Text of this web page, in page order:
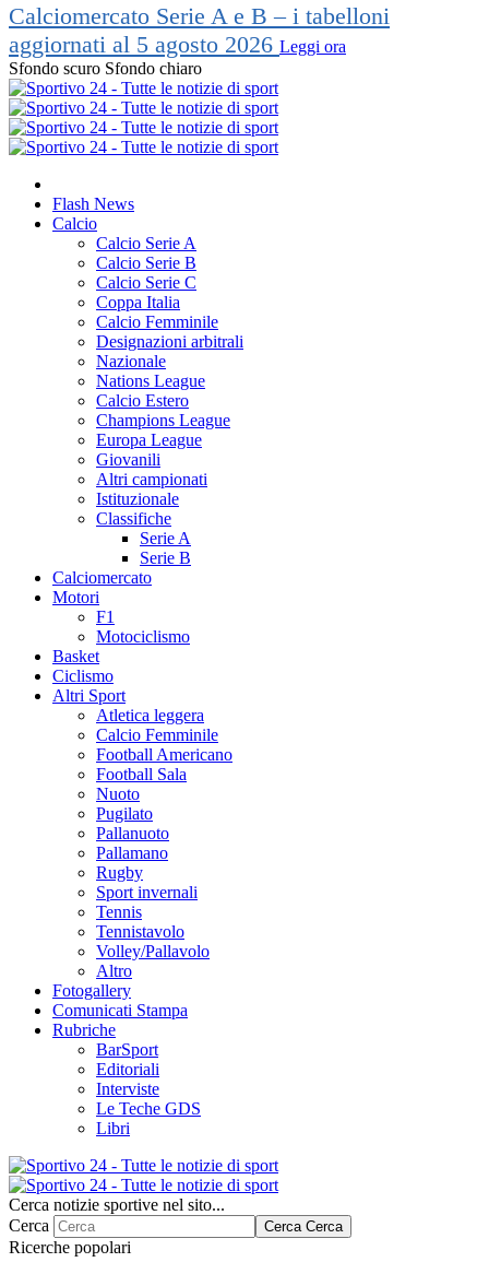
Calciomercato Serie A e B – i tabelloni
aggiornati al 5 agosto 2026 Leggi ora
Sfondo scuro Sfondo chiaro
Flash News
Calcio
Calcio Serie A
Calcio Serie B
Calcio Serie C
Coppa Italia
Calcio Femminile
Designazioni arbitrali
Nazionale
Nations League
Calcio Estero
Champions League
Europa League
Giovanili
Altri campionati
Istituzionale
Classifiche
Serie A
Serie B
Calciomercato
Motori
F1
Motociclismo
Basket
Ciclismo
Altri Sport
Atletica leggera
Calcio Femminile
Football Americano
Football Sala
Nuoto
Pugilato
Pallanuoto
Pallamano
Rugby
Sport invernali
Tennis
Tennistavolo
Volley/Pallavolo
Altro
Fotogallery
Comunicati Stampa
Rubriche
BarSport
Editoriali
Interviste
Le Teche GDS
Libri
Cerca notizie sportive nel sito...
Cerca
Cerca Cerca
Ricerche popolari